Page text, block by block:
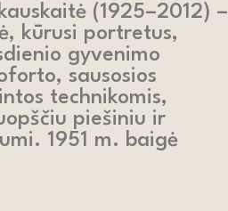
(1925–2012) –
kūrusi portretus,
gyvenimo
sausosios
technikomis,
piešiniu ir
1951 m. baigė